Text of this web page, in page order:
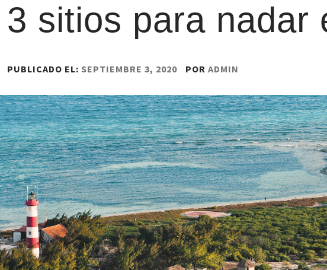
3 sitios para nadar
PUBLICADO EL: SEPTIEMBRE 3, 2020 POR ADMIN